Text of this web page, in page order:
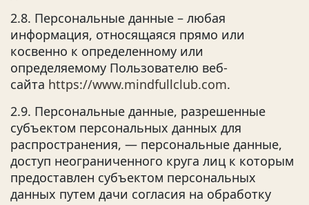
2.8. Персональные данные – любая
информация, относящаяся прямо или
косвенно к определенному или
определяемому Пользователю веб-
сайта https://www.mindfullclub.com.
2.9. Персональные данные, разрешенные
субъектом персональных данных для
распространения, — персональные данные,
доступ неограниченного круга лиц к которым
предоставлен субъектом персональных
данных путем дачи согласия на обработку